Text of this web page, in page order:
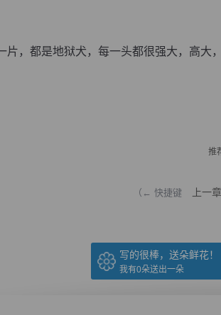
，都是地狱犬，每一头都很强大，高大
推
（← 快捷键 上一章
写的很棒，送朵鲜花！
我有0朵送出一朵